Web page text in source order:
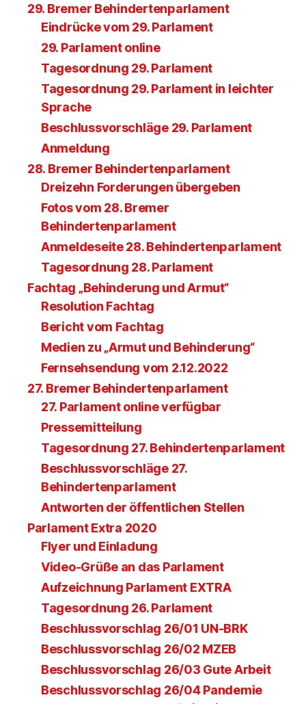
29. Bremer Behindertenparlament
Eindrücke vom 29. Parlament
29. Parlament online
Tagesordnung 29. Parlament
Tagesordnung 29. Parlament in leichter
Sprache
Beschlussvorschläge 29. Parlament
Anmeldung
28. Bremer Behindertenparlament
Dreizehn Forderungen übergeben
Fotos vom 28. Bremer
Behindertenparlament
Anmeldeseite 28. Behindertenparlament
Tagesordnung 28. Parlament
Fachtag „Behinderung und Armut“
Resolution Fachtag
Bericht vom Fachtag
Medien zu „Armut und Behinderung“
Fernsehsendung vom 2.12.2022
27. Bremer Behindertenparlament
27. Parlament online verfügbar
Pressemitteilung
Tagesordnung 27. Behindertenparlament
Beschlussvorschläge 27.
Behindertenparlament
Antworten der öffentlichen Stellen
Parlament Extra 2020
Flyer und Einladung
Video-Grüße an das Parlament
Aufzeichnung Parlament EXTRA
Tagesordnung 26. Parlament
Beschlussvorschlag 26/01 UN-BRK
Beschlussvorschlag 26/02 MZEB
Beschlussvorschlag 26/03 Gute Arbeit
Beschlussvorschlag 26/04 Pandemie